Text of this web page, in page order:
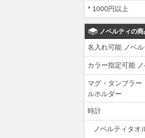
1000円以上
ノベルティの商
名入れ可能 ノベル
カラー指定可能 ノ
マグ・タンブラー
ルホルダー
時計
ノベルティタオ